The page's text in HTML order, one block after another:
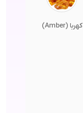
کهربا (Amber)